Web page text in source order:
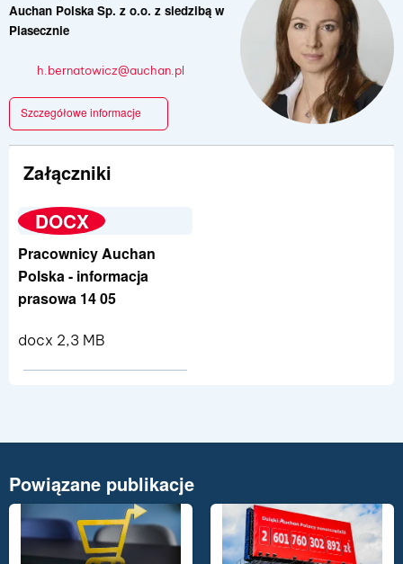
Auchan Polska Sp. z o.o. z siedzibą w
Piasecznie
h.bernatowicz@auchan.pl
Szczegółowe informacje
Załączniki
DOCX
Pracownicy Auchan
Polska - informacja
prasowa 14 05
docx 2,3 MB
Powiązane publikacje